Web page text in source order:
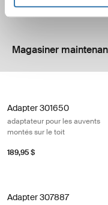
Magasiner
Adapter 301650
adaptateur pour les auvents
montés sur le toit
189,95 $
Adapter 307887